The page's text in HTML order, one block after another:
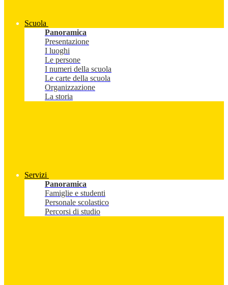
Scuola
Panoramica
Presentazione
I luoghi
Le persone
I numeri della scuola
Le carte della scuola
Organizzazione
La storia
Servizi
Panoramica
Famiglie e studenti
Personale scolastico
Percorsi di studio